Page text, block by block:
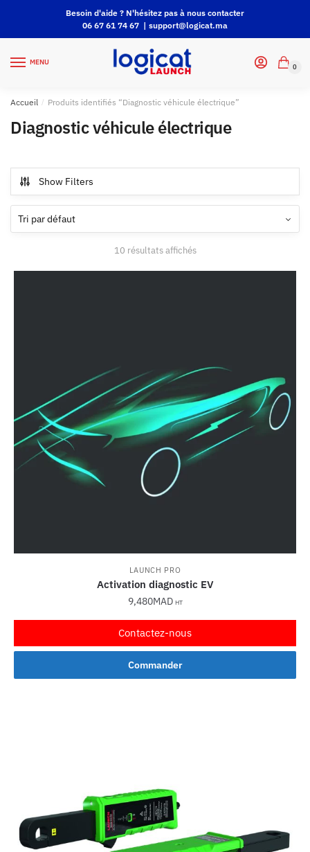
Besoin d'aide ? N'hésitez pas à nous contacter
06 67 61 74 67 | support@logicat.ma
MENU
0
Accueil / Produits identifiés “Diagnostic véhicule électrique”
Diagnostic véhicule électrique
Show Filters
10 résultats affichés
LAUNCH PRO
Activation diagnostic EV
9,480MAD HT
Commander
Contactez-nous